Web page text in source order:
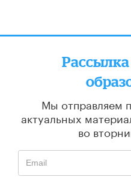
Рассылка
Мы отправляем
актуальных
во